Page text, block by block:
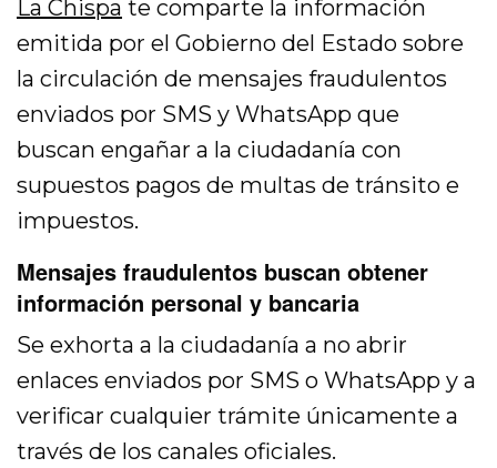
La Chispa te comparte la información
emitida por el Gobierno del Estado sobre
la circulación de mensajes fraudulentos
enviados por SMS y WhatsApp que
buscan engañar a la ciudadanía con
supuestos pagos de multas de tránsito e
impuestos.
Mensajes fraudulentos buscan obtener
información personal y bancaria
Se exhorta a la ciudadanía a no abrir
enlaces enviados por SMS o WhatsApp y a
verificar cualquier trámite únicamente a
través de los canales oficiales.